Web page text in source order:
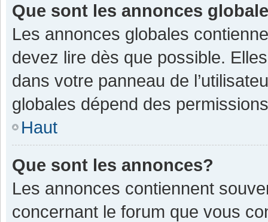
Que sont les annonces
Les annonces globales
devez lire dès que possible.
dans votre panneau de
globales dépend des
Haut
Que sont les annonces?
Les annonces contiennent
concernant le forum que vous